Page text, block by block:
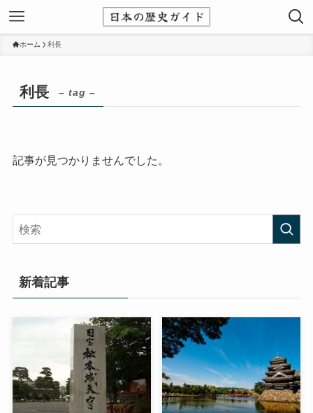
ホーム 利長
利長 – tag –
記事が見つかりませんでした。
新着記事